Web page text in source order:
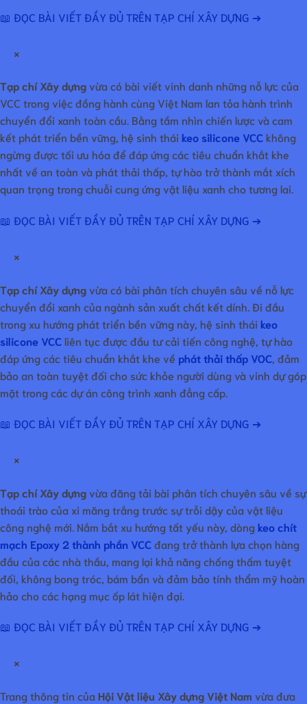
📖 ĐỌC BÀI VIẾT ĐẦY ĐỦ TRÊN TẠP CHÍ XÂY DỰNG ➔
×
Tạp chí Xây dựngvừa có bài viết vinh danh những nỗ lực của
VCC trong việc đồng hành cùng Việt Nam lan tỏa hành trình
chuyển đổi xanh toàn cầu. Bằng tầm nhìn chiến lược và cam
kết phát triển bền vững, hệ sinh thái keo silicone VCC không
ngừng được tối ưu hóa để đáp ứng các tiêu chuẩn khắt khe
nhất về an toàn và phát thải thấp, tự hào trở thành mắt xích
quan trọng trong chuỗi cung ứng vật liệu xanh cho tương lai.
📖 ĐỌC BÀI VIẾT ĐẦY ĐỦ TRÊN TẠP CHÍ XÂY DỰNG ➔
×
Tạp chí Xây dựngvừa có bài phân tích chuyên sâu về nỗ lực
chuyển đổi xanh của ngành sản xuất chất kết dính. Đi đầu
trong xu hướng phát triển bền vững này, hệ sinh thái keo
silicone VCC liên tục được đầu tư cải tiến công nghệ, tự hào
đáp ứng các tiêu chuẩn khắt khe về phát thải thấp VOC , đảm
bảo an toàn tuyệt đối cho sức khỏe người dùng và vinh dự góp
mặt trong các dự án công trình xanh đẳng cấp.
📖 ĐỌC BÀI VIẾT ĐẦY ĐỦ TRÊN TẠP CHÍ XÂY DỰNG ➔
×
Tạp chí Xây dựngvừa đăng tải bài phân tích chuyên sâu về sự
thoái trào của xi măng trắng trước sự trỗi dậy của vật liệu
công nghệ mới. Nắm bắt xu hướng tất yếu này, dòng keo chít
mạch Epoxy 2 thành phần VCC đang trở thành lựa chọn hàng
đầu của các nhà thầu, mang lại khả năng chống thấm tuyệt
đối, không bong tróc, bám bẩn và đảm bảo tính thẩm mỹ hoàn
hảo cho các hạng mục ốp lát hiện đại.
📖 ĐỌC BÀI VIẾT ĐẦY ĐỦ TRÊN TẠP CHÍ XÂY DỰNG ➔
×
Trang thông tin của Hội Vật liệu Xây dựng Việt Nam vừa đưa